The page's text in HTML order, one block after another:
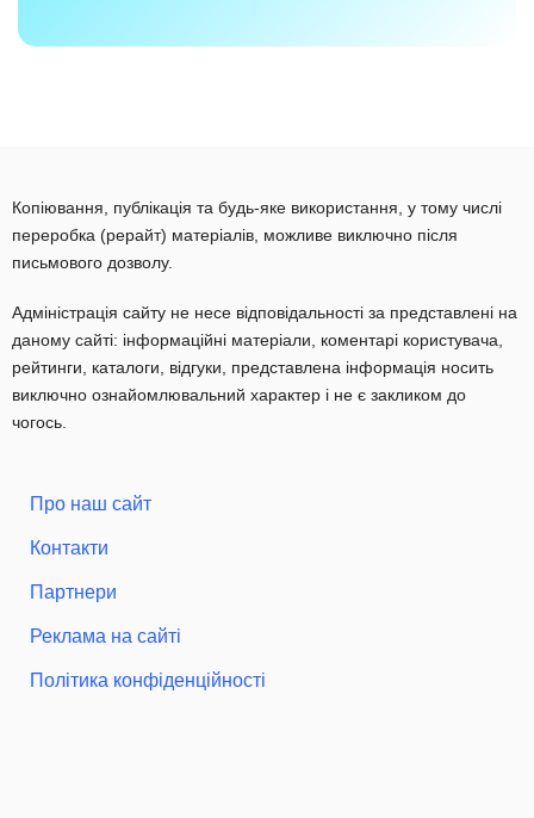
Копіювання, публікація та будь-яке використання, у тому числі
переробка (рерайт) матеріалів, можливе виключно після
письмового дозволу.
Адміністрація сайту не несе відповідальності за представлені на
даному сайті: інформаційні матеріали, коментарі користувача,
рейтинги, каталоги, відгуки, представлена інформація носить
виключно ознайомлювальний характер і не є закликом до
чогось.
Про наш сайт
Контакти
Партнери
Реклама на сайті
Політика конфіденційності